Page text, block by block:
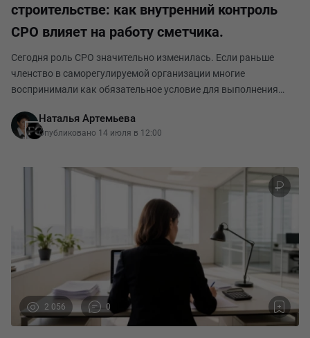
строительстве: как внутренний контроль
СРО влияет на работу сметчика.
Сегодня роль СРО значительно изменилась. Если раньше
членство в саморегулируемой организации многие
воспринимали как обязательное условие для выполнения
контроль качества деятельности членов СРО, соблюдение
Наталья Артемьева
Опубликовано 14 июля в 12:00
2 056 0